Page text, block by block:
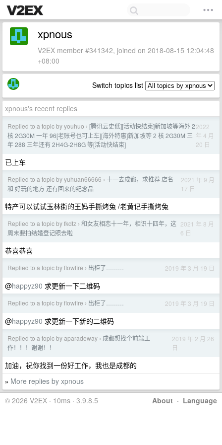
xpnous
V2EX member #341342, joined on 2018-08-15 12:04:48
+08:00
Switch topics list
xpnous's recent replies
Replied to a topic by youhuo › [腾讯云史低][活动快结束]新加坡等海外 2
核 2G30M 一年 96[老账号也可上车][海外特惠]新加坡等 2 核 2G30M 三
年 288 三年还有 2H4G-2H8G 等[活动快结束]
2022
年 4 月
20 日
已上车
Replied to a topic by yuhuan66666 › 十一去成都，求推荐 店名
和 好玩的地方 还有回来的纪念品
2021 年 9 月
17 日
特产可以试试玉林街的王妈手撕烤兔 /老黄记手撕烤兔
Replied to a topic by fkdtz › 和女友相恋十一年，相识十四年，这
周末要拍结婚登记照去啦
2021 年 8 月
6 日
恭喜恭喜
Replied to a topic by flowfire › 出柜了……… 2019 年 3 月 19 日
@happyz90 求更新一下二维码
Replied to a topic by flowfire › 出柜了……… 2019 年 3 月 19 日
@happyz90 求更新一下新的二维码
Replied to a topic by aparadeway › 成都想找个前端工
作！！！谢谢！！
2019 年 2 月 26
日
加油，祝你找到一份好工作，我也是成都的
» More replies by xpnous
About · Language
© 2026 V2EX · 10ms · 3.9.8.5